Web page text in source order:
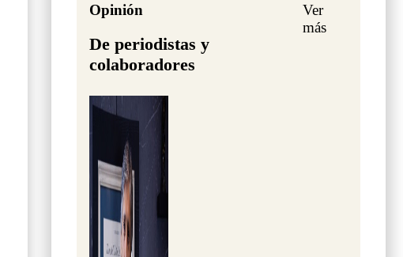
Opinión
De periodistas y
colaboradores
Ver
más